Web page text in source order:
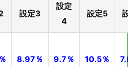
設定3
設定
4
設定5
8.97％ 9.7％ 10.5％